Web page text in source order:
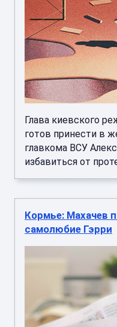
Глава киевского
готов принести в
главкома ВСУ
избавиться от
Кормье: Махачев
самолюбие Гэрри